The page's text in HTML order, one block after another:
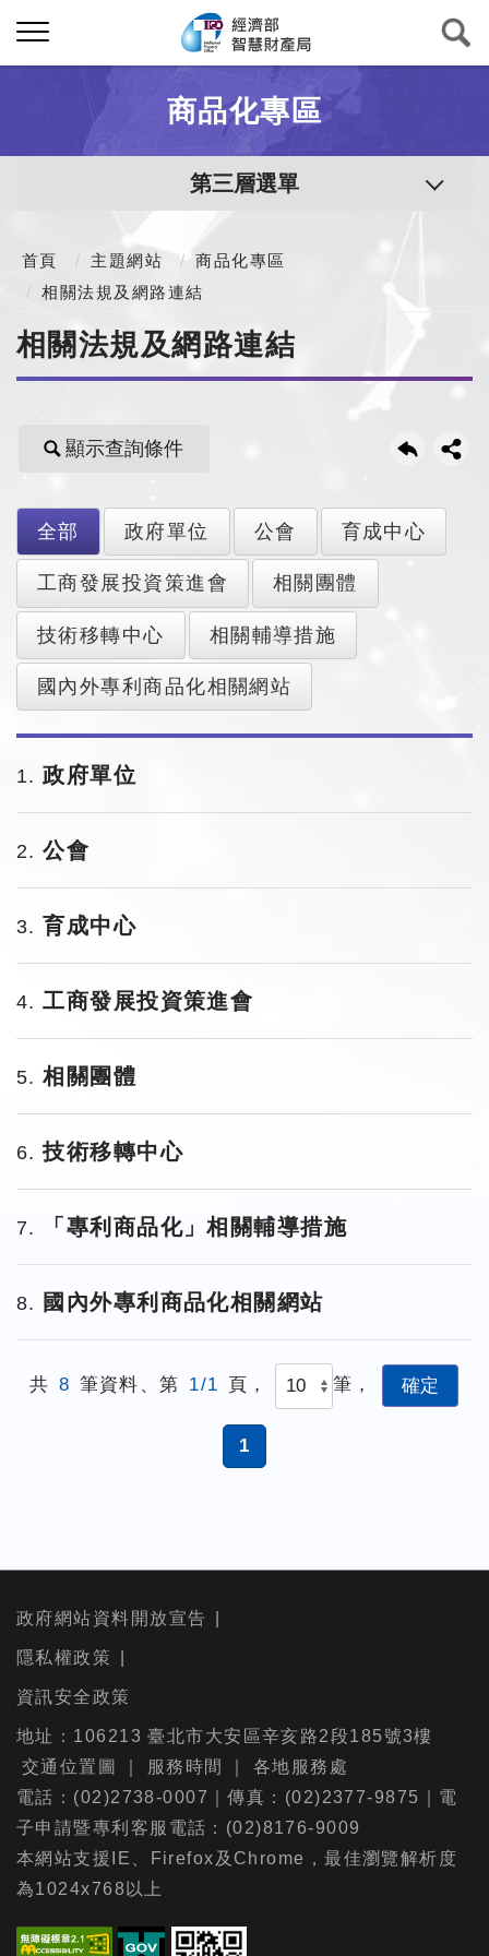
商品化專區
第三層選單
首頁 主題網站
商品化專區
相關法規及網路連結
相關法規及網路連結
顯示查詢條件
全部 政府單位 公會 育成中心
工商發展投資策進會 相關團體
技術移轉中心 相關輔導措施
國內外專利商品化相關網站
1 政府單位
2 公會
3 育成中心
4 工商發展投資策進會
5 相關團體
6 技術移轉中心
7 「專利商品化」相關輔導措施
8 國內外專利商品化相關網站
共 8 筆資料、第 1/1 頁， 筆，
1
政府網站資料開放宣告
隱私權政策
資訊安全政策
地址：106213 臺北市大安區辛亥路2段185號3樓
交通位置圖
服務時間
各地服務處
電話：(02)2738-0007｜傳真：(02)2377-9875｜電
子申請暨專利客服電話：(02)8176-9009
本網站支援IE、Firefox及Chrome，最佳瀏覽解析度
為1024x768以上